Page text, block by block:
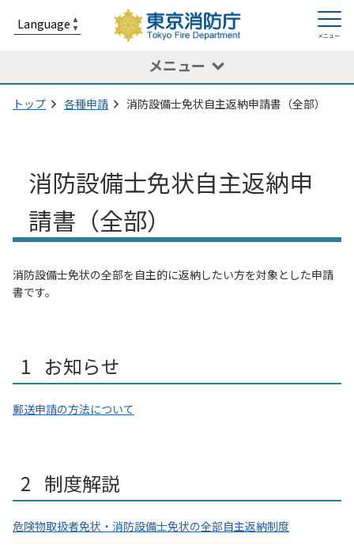
トップ 各種申請 消防設備士免状自主返納申請書（全部）
消防設備士免状自主返納申
請書（全部）
メニュー
消防設備士免状の全部を自主的に返納したい方を対象とした申請
書です。
お知らせ
郵送申請の方法について
制度解説
危険物取扱者免状・消防設備士免状の全部自主返納制度